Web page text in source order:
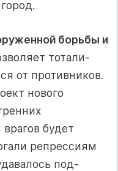
борь­бы и
тотали­
от противников.
нового
будет
реп­рессиям
под­